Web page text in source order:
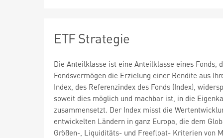
ETF Strategie
Die Anteilklasse ist eine Anteilklasse eines
Fondsvermögen die Erzielung einer Rendite aus
Index, des Referenzindex des Fonds (Index),
soweit dies möglich und machbar ist, in die
zusammensetzt. Der Index misst die
entwickelten Ländern in ganz Europa, die dem
Größen-, Liquiditäts- und Freefloat- Kriterien von